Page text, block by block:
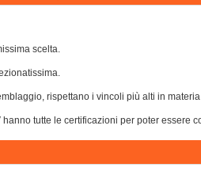
scelta.
rispettano i vincoli più alti in
hanno tutte le certificazioni per poter essere